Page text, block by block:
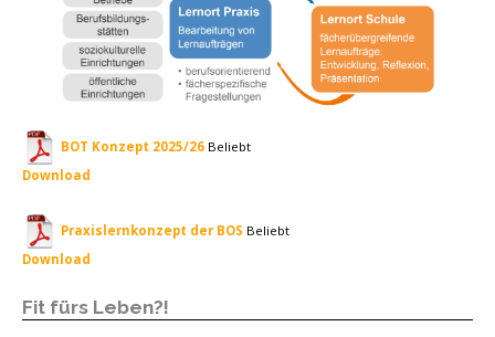
BOT Konzept 2025/26 Beliebt
Download
Praxislernkonzept der BOS Beliebt
Download
Fit fürs Leben?!